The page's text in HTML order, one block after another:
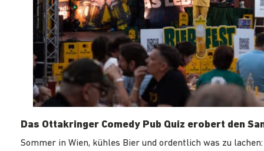
Das Ottakringer Comedy Pub Quiz erobert den
Sommer in Wien, kühles Bier und ordentlich was zu lachen: